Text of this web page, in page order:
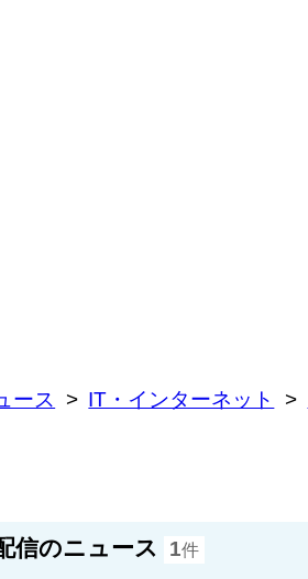
ース IT・インターネット
信のニュース 1件